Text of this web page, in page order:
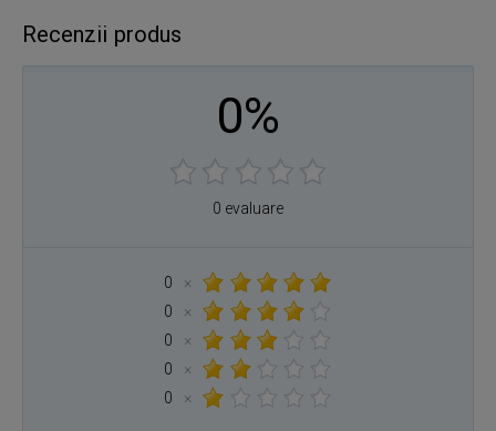
Recenzii produs
0%
0 evaluare
0
×
0
×
0
×
0
×
0
×